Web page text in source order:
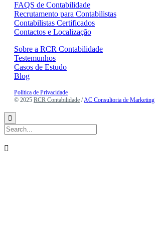
FAQS de Contabilidade
Recrutamento para Contabilistas
Contabilistas Certificados
Contactos e Localização
Sobre a RCR Contabilidade
Testemunhos
Casos de Estudo
Blog
Política de Privacidade
© 2025 RCR Contabilidade /AC Consultoria de Marketing

